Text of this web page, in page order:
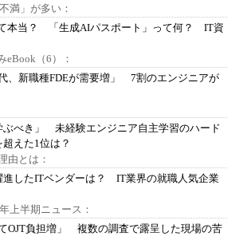
満」が多い：
本当？ 「生成AIパスポート」って何？ IT資
eBook（6）：
、新職種FDEが需要増」 7割のエンジニアが
ぶべき」 未経験エンジニア自主学習のハード
えた1位は？
由とは：
進したITベンダーは？ IT業界の就職人気企業
上半期ニュース：
OJT負担増」 複数の調査で露呈した現場の苦